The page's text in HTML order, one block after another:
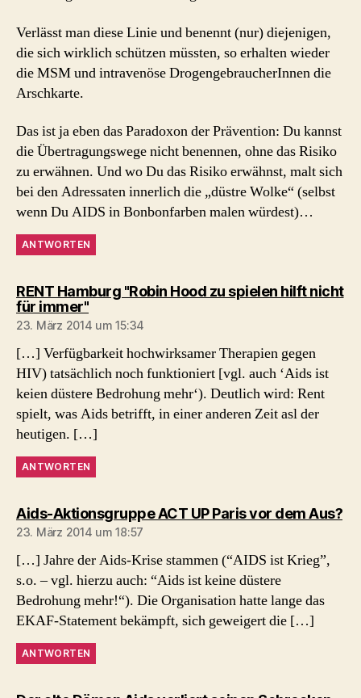
Verlässt man diese Linie und benennt (nur) diejenigen,
die sich wirklich schützen müssten, so erhalten wieder
die MSM und intravenöse DrogengebraucherInnen die
Arschkarte.
Das ist ja eben das Paradoxon der Prävention: Du kannst
die Übertragungswege nicht benennen, ohne das Risiko
zu erwähnen. Und wo Du das Risiko erwähnst, malt sich
bei den Adressaten innerlich die „düstre Wolke“ (selbst
wenn Du AIDS in Bonbonfarben malen würdest)…
ANTWORTEN
RENT Hamburg "Robin Hood zu spielen hilft nicht
für immer"sagt:
23. März 2014 um 15:34
[…] Verfügbarkeit hochwirksamer Therapien gegen
HIV) tatsächlich noch funktioniert [vgl. auch ‘Aids ist
keien düstere Bedrohung mehr‘). Deutlich wird: Rent
spielt, was Aids betrifft, in einer anderen Zeit asl der
heutigen. […]
ANTWORTEN
Aids-Aktionsgruppe ACT UP Paris vor dem Aus?
23. März 2014 um 18:57
[…] Jahre der Aids-Krise stammen (“AIDS ist Krieg”,
s.o. – vgl. hierzu auch: “Aids ist keine düstere
Bedrohung mehr!“). Die Organisation hatte lange das
EKAF-Statement bekämpft, sich geweigert die […]
ANTWORTEN